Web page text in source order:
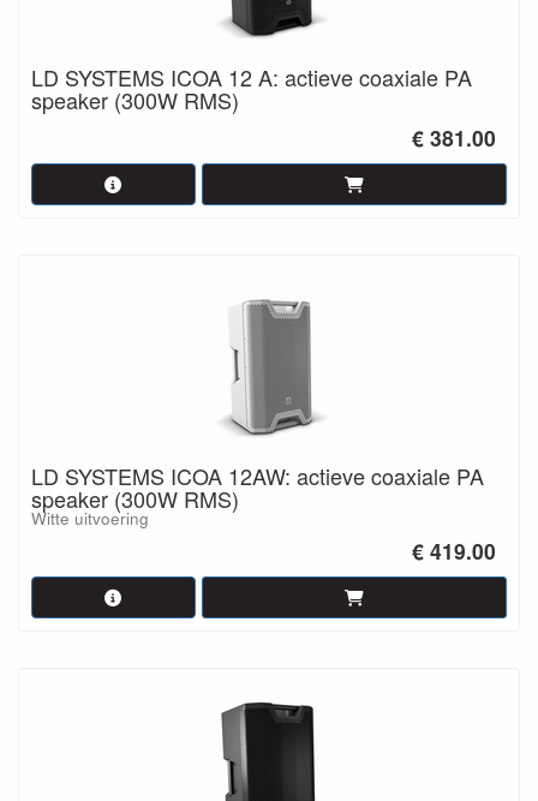
Je krijgt veel features die je normaal pas vindt in duurdere
locaties, of zoeken naar één set die meerdere rollen vervult
(main PA, monitor, install), biedt ICOA een uitstekende
LD SYSTEMS ICOA 12 A: actieve coaxiale PA
speaker (300W RMS)
€ 381.00
LD SYSTEMS ICOA 12AW: actieve coaxiale PA
speaker (300W RMS)
Witte uitvoering
€ 419.00